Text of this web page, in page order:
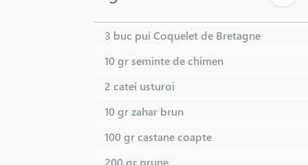
3 buc pui Coquelet de Bretagne
10 grseminte de chimen
2 catei usturoi
10 grzahar brun
100 grcastane coapte